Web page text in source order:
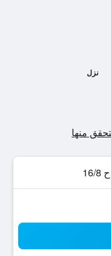
نزل
ح 16/8